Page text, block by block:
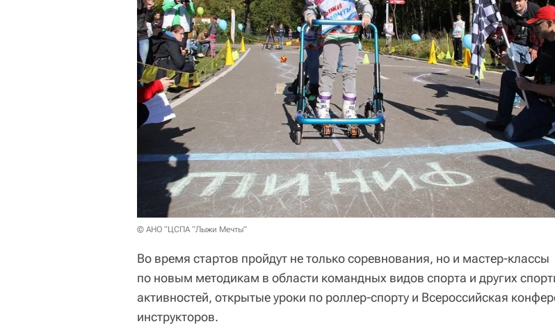
© АНО “ЦСПА “Лыжи Мечты”
Во время стартов пройдут не только соревнования, но и мастер-классы
по новым методикам в области командных видов спорта и других
активностей, открытые уроки по роллер-спорту и Всероссийская
инструкторов.